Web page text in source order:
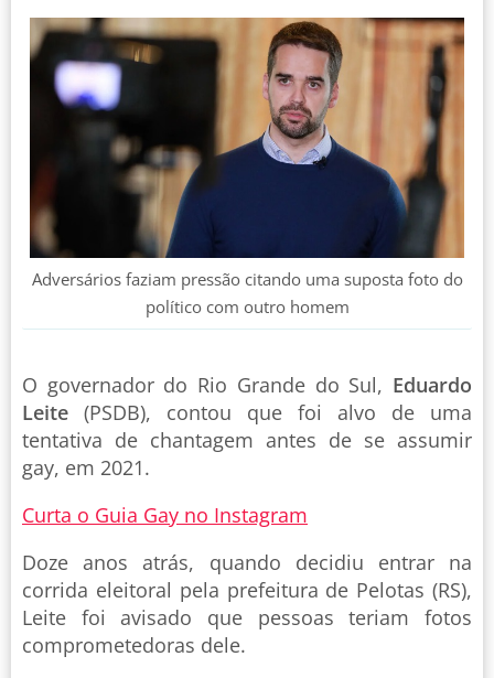
Adversários faziam pressão citando uma suposta foto do
político com outro homem
O governador do Rio Grande do Sul, Eduardo
Leite (PSDB), contou que foi alvo de uma
tentativa de chantagem antes de se assumir
gay, em 2021.
Curta o Guia Gay no Instagram
Doze anos atrás, quando decidiu entrar na
corrida eleitoral pela prefeitura de Pelotas (RS),
Leite foi avisado que pessoas teriam fotos
comprometedoras dele.